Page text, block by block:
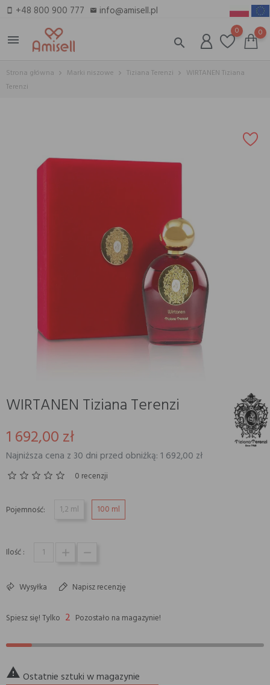
smartphone +48 800 900 777 email info@amisell.pl
menu
search
0 0
Strona główna Marki niszowe Tiziana Terenzi
WIRTANEN Tiziana
Terenzi
WIRTANEN Tiziana Terenzi
1 692,00 zł
Najniższa cena z 30 dni przed obniżką: 1 692,00 zł
0 recenzji
Pojemność: 1,2 ml 100 ml
Ilość :
Wysyłka Napisz recenzję
Spiesz się! Tylko 2 Pozostało na magazynie!
 Ostatnie sztuki w magazynie